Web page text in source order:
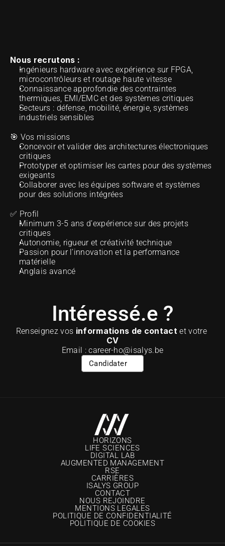
Nous recrutons :
Ingénieurs hardware avec expérience sur FPGA,
microcontrôleurs et routage haute vitesse
Connaissance approfondie des contraintes
thermiques, EMI/EMC et des systèmes critiques
Secteurs : défense, mobilité, énergie, systèmes
industriels sensibles
🎯 Vos missions
Concevoir et valider des architectures électroniques
critiques
Prototyper et optimiser les cartes pour des systèmes
exigeants
Collaborer avec les équipes software et systèmes
pour des solutions intégrées
✅ Profil
Minimum 3-5 ans d’expérience sur des projets
critiques
Autonomie, rigueur et créativité technique
Passion pour l’innovation et la performance
matérielle
Anglais avancé
Intéressé.e ?
Renseignez vos informations de contact et votre
CV
Email : career-ho@isalys.be
Candidater
HORIZONS
LIFE SCIENCES
DIGITAL LAB
AUGMENTED MANAGEMENT
RSE
CARRIÈRES
ISALYS GROUP
CONTACT
NOUS REJOINDRE
MENTIONS LEGALES
POLITIQUE DE CONFIDENTIALITÉ
POLITIQUE DE COOKIES